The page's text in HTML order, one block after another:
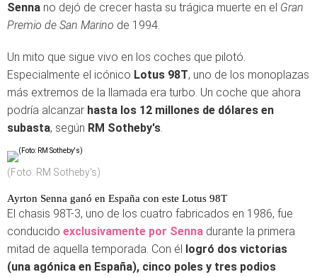
Senna no dejó de crecer hasta su trágica muerte en el Gran
Premio de San Marino de 1994.
Un mito que sigue vivo en los coches que pilotó.
Especialmente el icónico Lotus 98T, uno de los monoplazas
más extremos de la llamada era turbo. Un coche que ahora
podría alcanzar hasta los 12 millones de dólares en
subasta, según RM Sotheby's.
(Foto: RM Sotheby's)
Ayrton Senna ganó en España con este Lotus 98T
El chasis 98T-3, uno de los cuatro fabricados en 1986, fue
conducido exclusivamente por Senna durante la primera
mitad de aquella temporada. Con él logró dos victorias
(una agónica en España), cinco poles y tres podios